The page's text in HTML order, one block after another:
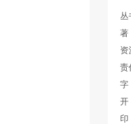
丛
著
资
责